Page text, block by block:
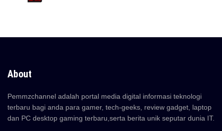
About
Pemmzchannel adalah portal media digital informasi teknologi
terbaru bagi anda para gamer, tech-geeks, review gadget, laptop
dan PC desktop gaming terbaru,serta berita unik seputar dunia IT.